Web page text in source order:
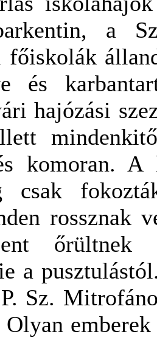
a
főiskolák
és
hajózási
komoran.
csak
rossznak
őrültnek
a
Sz.
Olyan